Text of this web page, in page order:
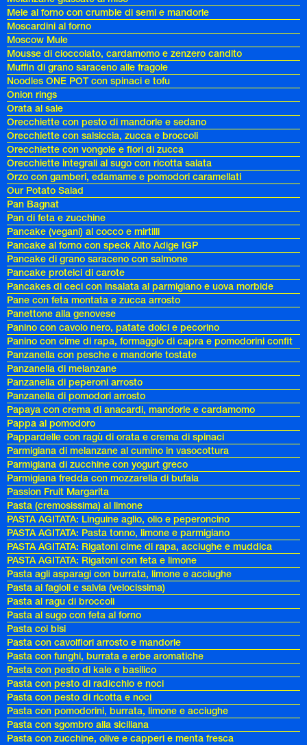
Mele al forno con crumble di semi e mandorle
Moscardini al forno
Moscow Mule
Mousse di cioccolato, cardamomo e zenzero candito
Muffin di grano saraceno alle fragole
Noodles ONE POT con spinaci e tofu
Onion rings
Orata al sale
Orecchiette con pesto di mandorle e sedano
Orecchiette con salsiccia, zucca e broccoli
Orecchiette con vongole e fiori di zucca
Orecchiette integrali al sugo con ricotta salata
Orzo con gamberi, edamame e pomodori caramellati
Our Potato Salad
Pan Bagnat
Pan di feta e zucchine
Pancake (vegani) al cocco e mirtilli
Pancake al forno con speck Alto Adige IGP
Pancake di grano saraceno con salmone
Pancake proteici di carote
Pancakes di ceci con insalata al parmigiano e uova morbide
Pane con feta montata e zucca arrosto
Panettone alla genovese
Panino con cavolo nero, patate dolci e pecorino
Panino con cime di rapa, formaggio di capra e pomodorini confit
Panzanella con pesche e mandorle tostate
Panzanella di melanzane
Panzanella di peperoni arrosto
Panzanella di pomodori arrosto
Papaya con crema di anacardi, mandorle e cardamomo
Pappa al pomodoro
Pappardelle con ragù di orata e crema di spinaci
Parmigiana di melanzane al cumino in vasocottura
Parmigiana di zucchine con yogurt greco
Parmigiana fredda con mozzarella di bufala
Passion Fruit Margarita
Pasta (cremosissima) al limone
PASTA AGITATA: Linguine aglio, olio e peperoncino
PASTA AGITATA: Pasta tonno, limone e parmigiano
PASTA AGITATA: Rigatoni cime di rapa, acciughe e muddica
PASTA AGITATA: Rigatoni con feta e limone
Pasta agli asparagi con burrata, limone e acciughe
Pasta ai fagioli e salvia (velocissima)
Pasta al ragu di broccoli
Pasta al sugo con feta al forno
Pasta coi bisi
Pasta con cavolfiori arrosto e mandorle
Pasta con funghi, burrata e erbe aromatiche
Pasta con pesto di kale e basilico
Pasta con pesto di radicchio e noci
Pasta con pesto di ricotta e noci
Pasta con pomodorini, burrata, limone e acciughe
Pasta con sgombro alla siciliana
Pasta con zucchine, olive e capperi e menta fresca